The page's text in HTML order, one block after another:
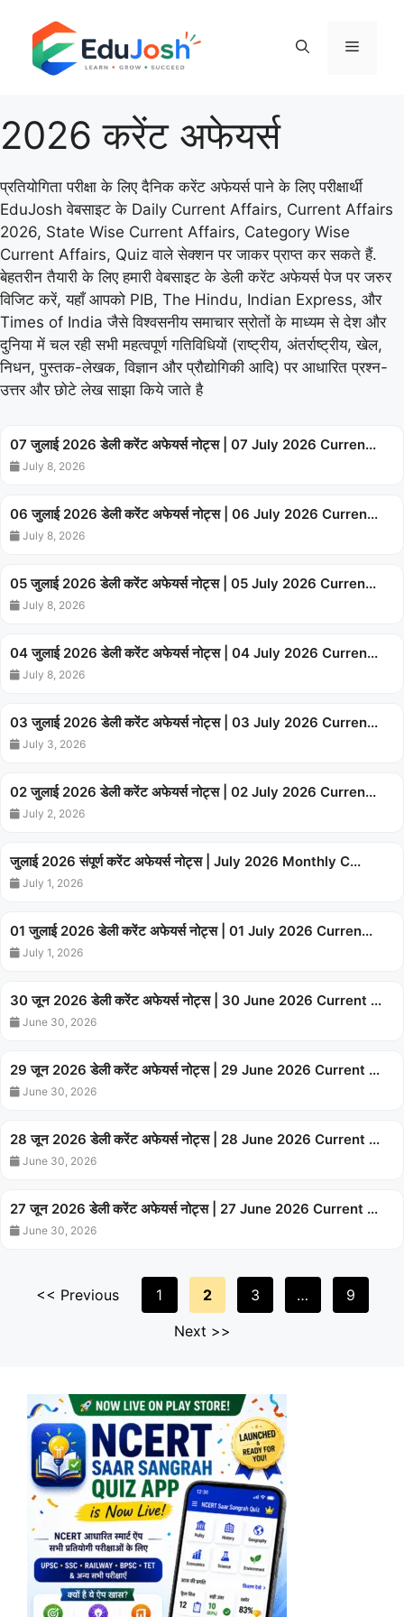
content
Menu
2026 करेंट अफेयर्स
प्रतियोगिता परीक्षा के लिए दैनिक करेंट अफेयर्स पाने के लिए परीक्षार्थी
EduJosh वेबसाइट के Daily Current Affairs, Current Affairs
2026, State Wise Current Affairs, Category Wise
Current Affairs, Quiz वाले सेक्शन पर जाकर प्राप्त कर सकते हैं.
बेहतरीन तैयारी के लिए हमारी वेबसाइट के डेली करेंट अफेयर्स पेज पर जरुर
विजिट करें, यहाँ आपको PIB, The Hindu, Indian Express, और
Times of India जैसे विश्वसनीय समाचार स्रोतों के माध्यम से देश और
दुनिया में चल रही सभी महत्वपूर्ण गतिविधियों (राष्ट्रीय, अंतर्राष्ट्रीय, खेल,
निधन, पुस्तक-लेखक, विज्ञान और प्रौद्योगिकी आदि) पर आधारित प्रश्न-
उत्तर और छोटे लेख साझा किये जाते है
07 जुलाई 2026 डेली करेंट अफेयर्स नोट्स | 07 July 2026 Curren...
July 8, 2026
06 जुलाई 2026 डेली करेंट अफेयर्स नोट्स | 06 July 2026 Curren...
July 8, 2026
05 जुलाई 2026 डेली करेंट अफेयर्स नोट्स | 05 July 2026 Curren...
July 8, 2026
04 जुलाई 2026 डेली करेंट अफेयर्स नोट्स | 04 July 2026 Curren...
July 8, 2026
03 जुलाई 2026 डेली करेंट अफेयर्स नोट्स | 03 July 2026 Curren...
July 3, 2026
02 जुलाई 2026 डेली करेंट अफेयर्स नोट्स | 02 July 2026 Curren...
July 2, 2026
जुलाई 2026 संपूर्ण करेंट अफेयर्स नोट्स | July 2026 Monthly C...
July 1, 2026
01 जुलाई 2026 डेली करेंट अफेयर्स नोट्स | 01 July 2026 Curren...
July 1, 2026
30 जून 2026 डेली करेंट अफेयर्स नोट्स | 30 June 2026 Current ...
June 30, 2026
29 जून 2026 डेली करेंट अफेयर्स नोट्स | 29 June 2026 Current ...
June 30, 2026
28 जून 2026 डेली करेंट अफेयर्स नोट्स | 28 June 2026 Current ...
June 30, 2026
27 जून 2026 डेली करेंट अफेयर्स नोट्स | 27 June 2026 Current ...
June 30, 2026
Previous 1 2 3 …
9
Next